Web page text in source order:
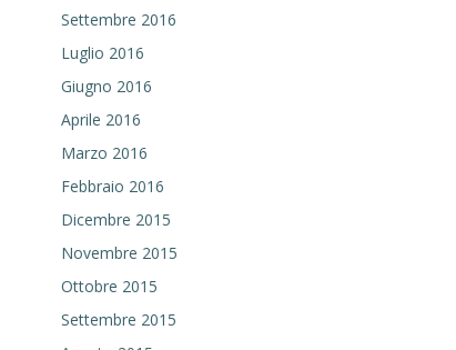
Settembre 2016
Luglio 2016
Giugno 2016
Aprile 2016
Marzo 2016
Febbraio 2016
Dicembre 2015
Novembre 2015
Ottobre 2015
Settembre 2015